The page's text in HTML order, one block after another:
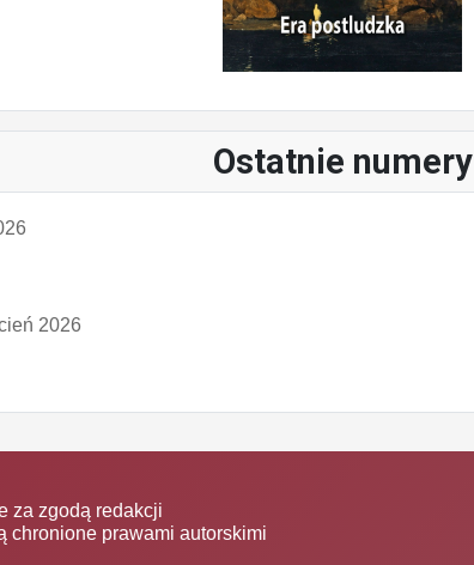
Ostatnie numery
2026
za zgodą redakcji
chronione prawami autorskimi